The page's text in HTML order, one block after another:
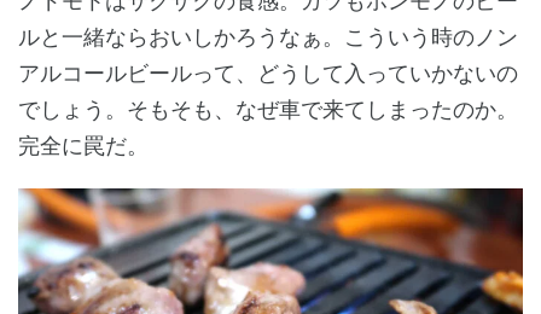
ルと一緒ならおいしかろうなぁ。こういう時のノン
アルコールビールって、どうして入っていかないの
でしょう。そもそも、なぜ車で来てしまったのか。
完全に罠だ。